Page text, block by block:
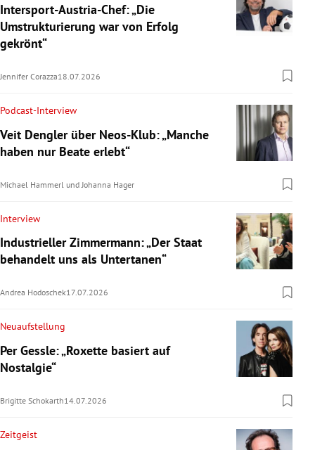
Intersport-Austria-Chef: „Die
Umstrukturierung war von Erfolg
gekrönt“
Jennifer Corazza18.07.2026
Podcast-Interview
Veit Dengler über Neos-Klub: „Manche
haben nur Beate erlebt“
Michael Hammerl und Johanna Hager
Interview
Industrieller Zimmermann: „Der Staat
behandelt uns als Untertanen“
Andrea Hodoschek17.07.2026
Neuaufstellung
Per Gessle: „Roxette basiert auf
Nostalgie“
Brigitte Schokarth14.07.2026
Zeitgeist